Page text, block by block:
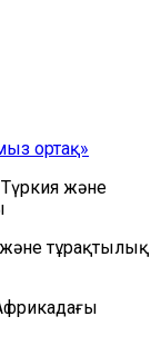
ортақ»
және
тұрақтылық